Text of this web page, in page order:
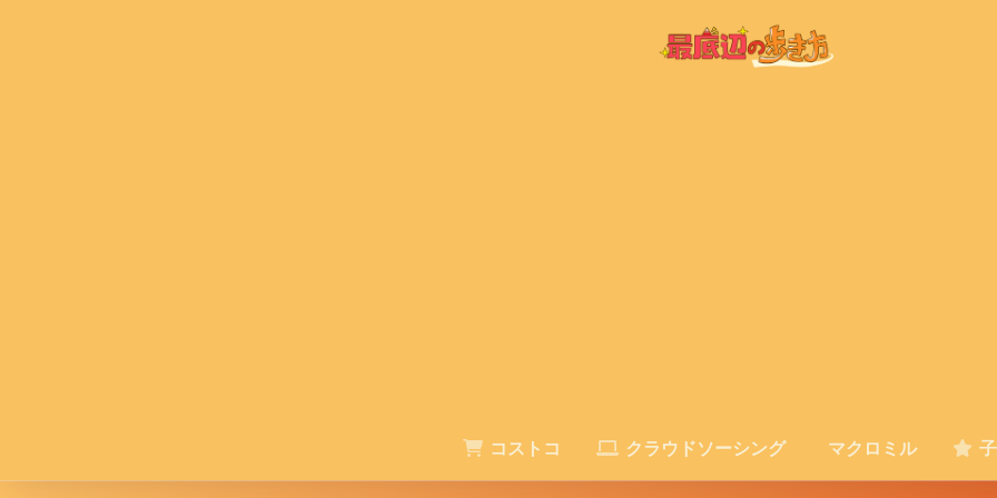
コストコ クラウドソーシング マクロミル